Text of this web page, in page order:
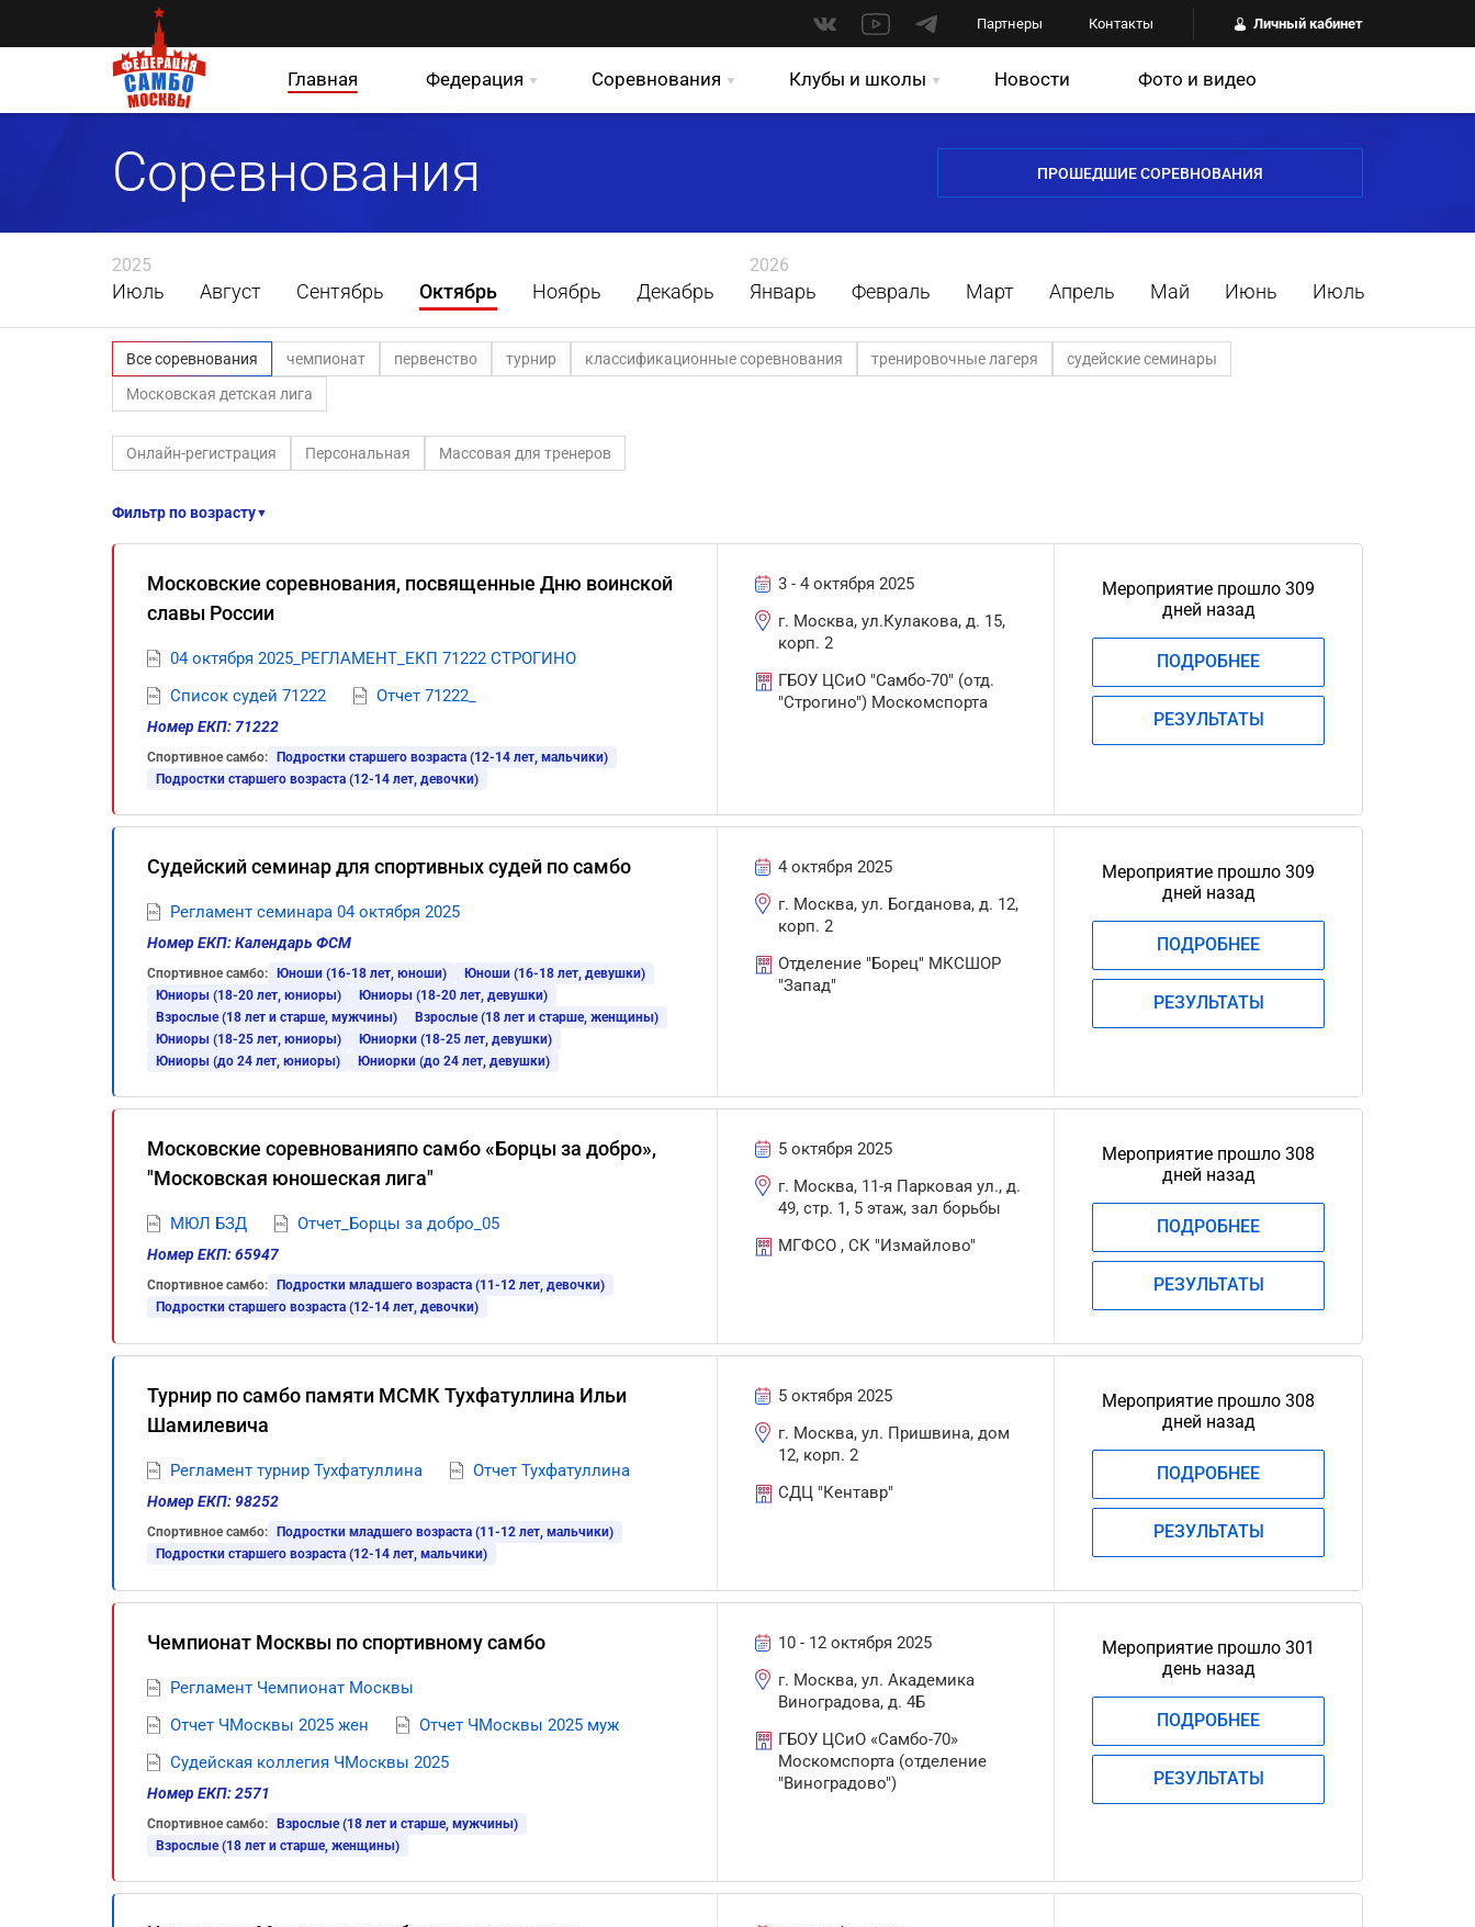
Партнеры Контакты Личный кабинет
Главная Федерация Соревнования Клубы и школы Новости Фото и видео
Соревнования ПРОШЕДШИЕ СОРЕВНОВАНИЯ
2025
Июль Август Сентябрь Октябрь Ноябрь Декабрь
2026
Январь Февраль Март Апрель Май Июнь Июль
Все соревнования чемпионат первенство турнир классификационные соревнования тренировочные лагеря
судейские семинары
Московская детская лига
Онлайн-регистрация Персональная Массовая для тренеров
Фильтр по возрасту▼
Московские соревнования, посвященные Дню воинской
славы России
04 октября 2025_РЕГЛАМЕНТ_ЕКП 71222 СТРОГИНО
Список судей 71222
Отчет 71222_
Номер ЕКП: 71222
Спортивное самбо:
Подростки старшего возраста (12-14 лет, мальчики)
Подростки старшего возраста (12-14 лет, девочки)
3 - 4 октября 2025
г. Москва, ул.Кулакова, д. 15,
корп. 2
ГБОУ ЦСиО "Самбо-70" (отд.
"Строгино") Москомспорта
Мероприятие прошло 309
дней назад
ПОДРОБНЕЕ
РЕЗУЛЬТАТЫ
Судейский семинар для спортивных судей по самбо
Регламент семинара 04 октября 2025
Номер ЕКП: Календарь ФСМ
Спортивное самбо: Юноши (16-18 лет, юноши)
Юноши (16-18 лет, девушки)
Юниоры (18-20 лет, юниоры)
Юниоры (18-20 лет, девушки)
Взрослые (18 лет и старше, мужчины)
Взрослые (18 лет и старше, женщины)
Юниоры (18-25 лет, юниоры)
Юниорки (18-25 лет, девушки)
Юниоры (до 24 лет, юниоры)
Юниорки (до 24 лет, девушки)
4 октября 2025
г. Москва, ул. Богданова, д. 12,
корп. 2
Отделение "Борец" МКСШОР
"Запад"
Мероприятие прошло 309
дней назад
ПОДРОБНЕЕ
РЕЗУЛЬТАТЫ
Московские соревнованияпо самбо «Борцы за добро»,
"Московская юношеская лига"
МЮЛ БЗД Отчет_Борцы за добро_05
Номер ЕКП: 65947
Спортивное самбо:
Подростки младшего возраста (11-12 лет, девочки)
Подростки старшего возраста (12-14 лет, девочки)
5 октября 2025
г. Москва, 11-я Парковая ул., д.
49, стр. 1, 5 этаж, зал борьбы
МГФСО , СК "Измайлово"
Мероприятие прошло 308
дней назад
ПОДРОБНЕЕ
РЕЗУЛЬТАТЫ
Турнир по самбо памяти МСМК Тухфатуллина Ильи
Шамилевича
Регламент турнир Тухфатуллина Отчет Тухфатуллина
Номер ЕКП: 98252
Спортивное самбо:
Подростки младшего возраста (11-12 лет, мальчики)
Подростки старшего возраста (12-14 лет, мальчики)
5 октября 2025
г. Москва, ул. Пришвина, дом
12, корп. 2
СДЦ "Кентавр"
Мероприятие прошло 308
дней назад
ПОДРОБНЕЕ
РЕЗУЛЬТАТЫ
Чемпионат Москвы по спортивному самбо
Регламент Чемпионат Москвы
Отчет ЧМосквы 2025 жен
Отчет ЧМосквы 2025 муж
Судейская коллегия ЧМосквы 2025
Номер ЕКП: 2571
Спортивное самбо:
Взрослые (18 лет и старше, мужчины)
Взрослые (18 лет и старше, женщины)
10 - 12 октября 2025
г. Москва, ул. Академика
Виноградова, д. 4Б
ГБОУ ЦСиО «Самбо-70»
Москомспорта (отделение
"Виноградово")
Мероприятие прошло 301
день назад
ПОДРОБНЕЕ
РЕЗУЛЬТАТЫ